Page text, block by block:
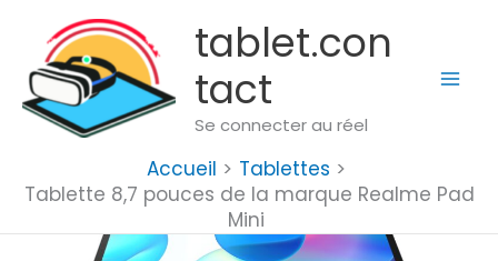
contenu
tablet.con
tact
Se connecter au réel
Accueil
Tablettes
Tablette 8,7 pouces de la marque Realme Pad
Mini